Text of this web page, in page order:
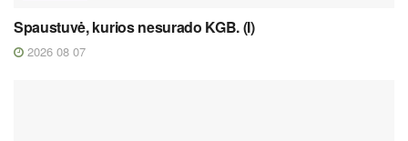
Spaustuvė, kurios nesurado KGB. (I)
2026 08 07